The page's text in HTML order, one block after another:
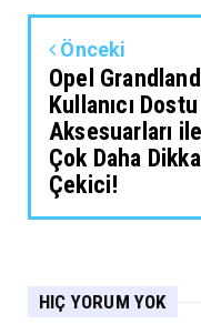
Önceki
Opel Grandland
Kullanıcı Dostu
Aksesuarları ile
Çok Daha
Çekici!
HIÇ YORUM YOK